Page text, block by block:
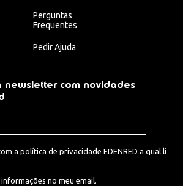
Perguntas
Frequentes
Pedir Ajuda
newsletter com novidades
a política de privacidade EDENRED a qual li
no meu email.